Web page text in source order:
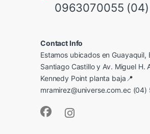
0963070055
Contact Info
Estamos ubicados en
Santiago Castillo y Av. Miguel H.
Kennedy Point planta baja📍
mramirez@universe.com.ec